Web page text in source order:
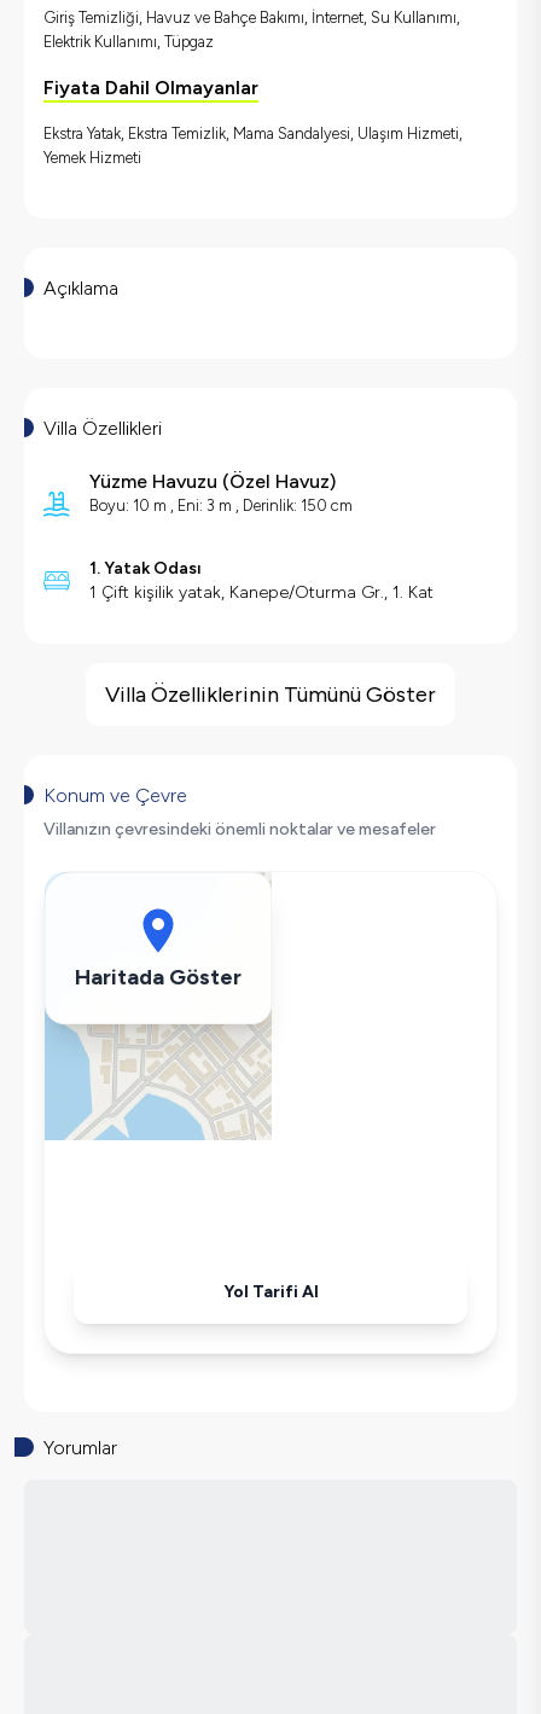
Giriş Temizliği, Havuz ve Bahçe Bakımı, İnternet, Su Kullanımı,
Elektrik Kullanımı, Tüpgaz
Fiyata Dahil Olmayanlar
Ekstra Yatak, Ekstra Temizlik, Mama Sandalyesi, Ulaşım Hizmeti,
Yemek Hizmeti
Açıklama
Villa Özellikleri
Yüzme Havuzu (Özel Havuz)
Boyu: 10 m , Eni: 3 m , Derinlik: 150 cm
1. Yatak Odası
1 Çift kişilik yatak, Kanepe/Oturma Gr., 1. Kat
Barbekü
Bulaşık Makinesi
Çamaşır Makinesi
Klima
Wifi / İnternet
Kettle
Korunaklı Havuz
Havuz-Bahçe Bakımı
Villa Özelliklerinin Tümünü Göster
Konum ve Çevre
Villanızın çevresindeki önemli noktalar ve mesafeler
Haritada Göster
Yol Tarifi Al
Yorumlar